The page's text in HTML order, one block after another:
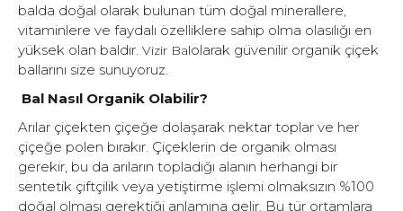
balda doğal olarak bulunan tüm doğal minerallere,
vitaminlere ve faydalı özelliklere sahip olma olasılığı en
yüksek olan baldır. Vizir Balolarak güvenilir organik çiçek
ballarını size sunuyoruz.
Bal Nasıl Organik Olabilir?
Arılar çiçekten çiçeğe dolaşarak nektar toplar ve her
çiçeğe polen bırakır. Çiçeklerin de organik olması
gerekir, bu da arıların topladığı alanın herhangi bir
sentetik çiftçilik veya yetiştirme işlemi olmaksızın %100
doğal olması gerektiği anlamına gelir. Bu tür ortamlara